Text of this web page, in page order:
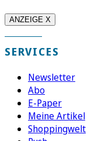
ANZEIGE X
SERVICES
Newsletter
Abo
E-Paper
Meine Artikel
Shoppingwelt